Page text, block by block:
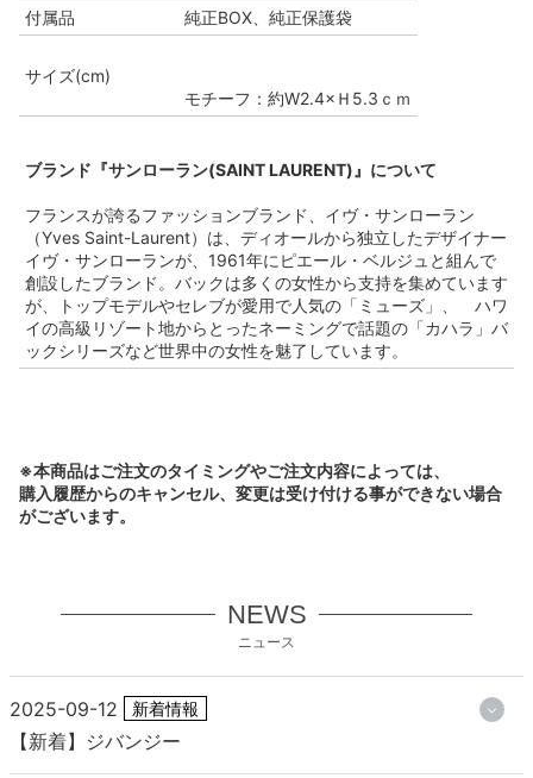
付属品
純正BOX、純正保護袋
サイズ(cm)
モチーフ：約W2.4×Ｈ5.3ｃｍ
ブランド『サンローラン(SAINT LAURENT)』について
フランスが誇るファッションブランド、イヴ・サンローラン
（Yves Saint-Laurent）は、ディオールから独立したデザイナー
イヴ・サンローランが、1961年にピエール・ベルジュと組んで
創設したブランド。バックは多くの女性から支持を集めています
が、トップモデルやセレブが愛用で人気の「ミューズ」、 ハワ
イの高級リゾート地からとったネーミングで話題の「カハラ」バ
ックシリーズなど世界中の女性を魅了しています。
※本商品はご注文のタイミングやご注文内容によっては、
購入履歴からのキャンセル、変更は受け付ける事ができない場合
がございます。
NEWS
ニュース
2025-09-12 新着情報
【新着】ジバンジー